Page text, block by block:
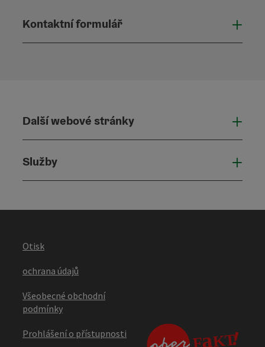
Kontaktní formulář
Další webové stránky
Služby
Otisk
ochrana údajů
Všeobecné obchodní
podmínky
Prohlášení o přístupnosti